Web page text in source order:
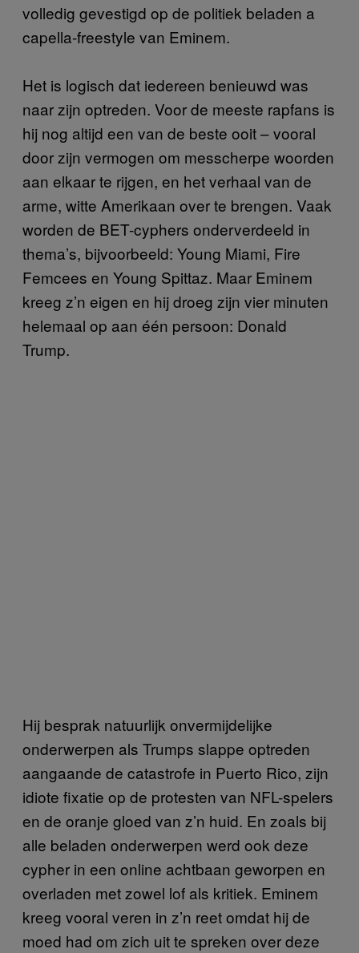
volledig gevestigd op de politiek beladen a
capella-freestyle van Eminem.
Het is logisch dat iedereen benieuwd was
naar zijn optreden. Voor de meeste rapfans is
hij nog altijd een van de beste ooit – vooral
door zijn vermogen om messcherpe woorden
aan elkaar te rijgen, en het verhaal van de
arme, witte Amerikaan over te brengen. Vaak
worden de BET-cyphers onderverdeeld in
thema’s, bijvoorbeeld: Young Miami, Fire
Femcees en Young Spittaz. Maar Eminem
kreeg z’n eigen en hij droeg zijn vier minuten
helemaal op aan één persoon: Donald
Trump.
Hij besprak natuurlijk onvermijdelijke
onderwerpen als Trumps slappe optreden
aangaande de catastrofe in Puerto Rico, zijn
idiote fixatie op de protesten van NFL-spelers
en de oranje gloed van z’n huid. En zoals bij
alle beladen onderwerpen werd ook deze
cypher in een online achtbaan geworpen en
overladen met zowel lof als kritiek. Eminem
kreeg vooral veren in z’n reet omdat hij de
moed had om zich uit te spreken over deze